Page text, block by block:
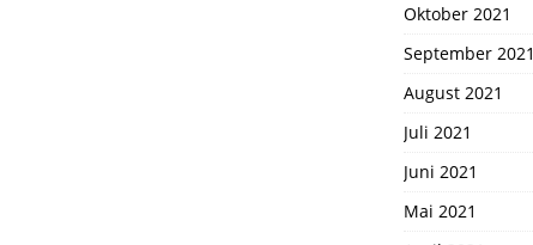
Oktober 2021
September 2021
August 2021
Juli 2021
Juni 2021
Mai 2021